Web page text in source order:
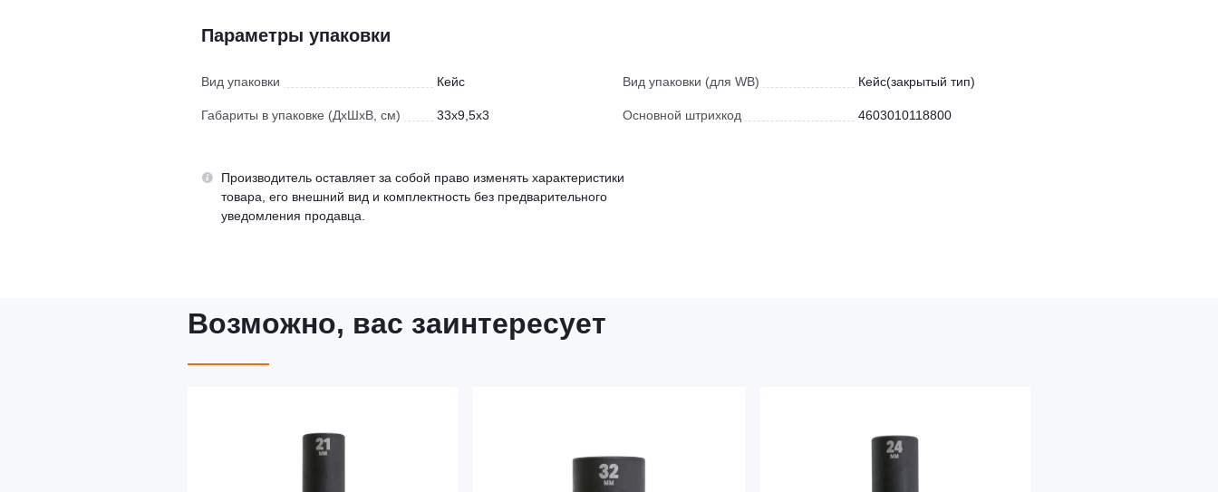
Параметры упаковки
Вид упаковки Кейс
Габариты в упаковке (ДхШхВ, см) 33x9,5x3
Вид упаковки (для WB) Кейс(закрытый тип)
Основной штрихкод 4603010118800
Производитель оставляет за собой право изменять характеристики
товара, его внешний вид и комплектность без предварительного
уведомления продавца.
Возможно, вас заинтересует